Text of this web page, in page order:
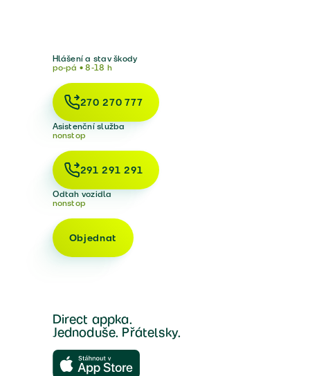
Hlášení a stav škody
po-pá • 8-18 h
270 270 777
Asistenční služba
nonstop
291 291 291
Odtah vozidla
nonstop
Objednat
Direct appka.
Jednoduše. Přátelsky.